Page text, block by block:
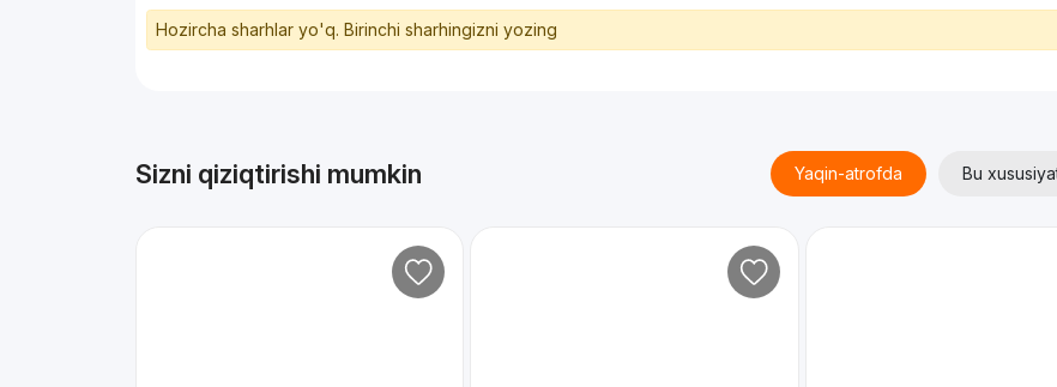
Hozircha sharhlar yo'q. Birinchi sharhingizni yozing
Sizni qiziqtirishi mumkin Yaqin-atrofda Bu